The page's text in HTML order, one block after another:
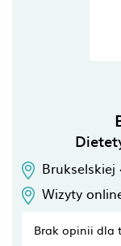
Brukselskiej
Wizyty
Brak opinii dla